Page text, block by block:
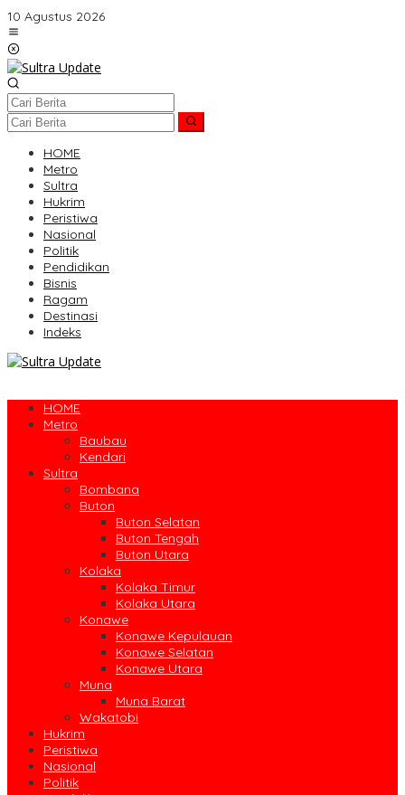
Lewati
ke
konten
10 Agustus 2026
HOME
Metro
Sultra
Hukrim
Peristiwa
Nasional
Politik
Pendidikan
Bisnis
Ragam
Destinasi
Indeks
HOME
Metro
Baubau
Kendari
Sultra
Bombana
Buton
Buton Selatan
Buton Tengah
Buton Utara
Kolaka
Kolaka Timur
Kolaka Utara
Konawe
Konawe Kepulauan
Konawe Selatan
Konawe Utara
Muna
Muna Barat
Wakatobi
Hukrim
Peristiwa
Nasional
Politik